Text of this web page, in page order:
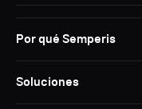
Por qué Semperis
Soluciones